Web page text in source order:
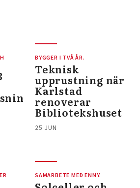
BYGGER I TVÅ ÅR.
Teknisk
upprustning när
Karlstad
renoverar
Bibliotekshuset
25 JUN
SAMARBETE MED ENNY.